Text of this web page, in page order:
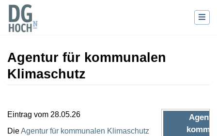
Agentur für kommunalen
Klimaschutz
Eintrag vom 28.05.26
DieAgentur für kommunalen Klimaschutz